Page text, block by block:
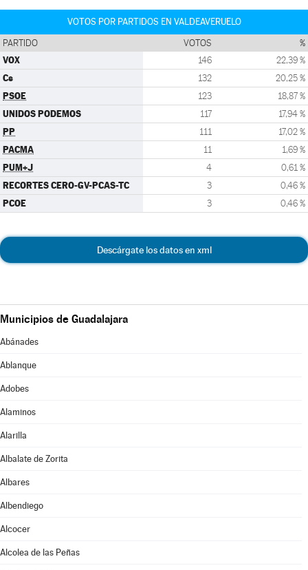
VOTOS POR PARTIDOS EN VALDEAVERUELO
PARTIDO VOTOS %
VOX 146 22,39 %
Cs 132 20,25 %
PSOE 123 18,87 %
UNIDOS PODEMOS 117 17,94 %
PP 111 17,02 %
PACMA 11 1,69 %
PUM+J 4 0,61 %
RECORTES CERO-GV-PCAS-TC 3 0,46 %
PCOE 3 0,46 %
Descárgate los datos en xml
Municipios de Guadalajara
Abánades
Ablanque
Adobes
Alaminos
Alarilla
Albalate de Zorita
Albares
Albendiego
Alcocer
Alcolea de las Peñas